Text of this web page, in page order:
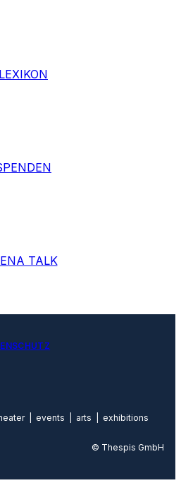
LEXIKON
TALK
| events | arts | exhibitions
© Thespis GmbH